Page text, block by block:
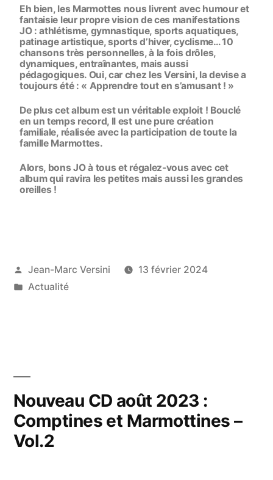
Eh bien, les Marmottes nous livrent avec humour et
fantaisie leur propre vision de ces manifestations
JO : athlétisme, gymnastique, sports aquatiques,
patinage artistique, sports d’hiver, cyclisme… 10
chansons très personnelles, à la fois drôles,
dynamiques, entraînantes, mais aussi
pédagogiques. Oui, car chez les Versini, la devise a
toujours été : « Apprendre tout en s’amusant ! »
De plus cet album est un véritable exploit ! Bouclé
en un temps record, Il est une pure création
familiale, réalisée avec la participation de toute la
famille Marmottes.
Alors, bons JO à tous et régalez-vous avec cet
album qui ravira les petites mais aussi les grandes
oreilles !
Jean-Marc Versini
13 février 2024
Actualité
Nouveau CD août 2023 :
Comptines et Marmottines –
Vol.2